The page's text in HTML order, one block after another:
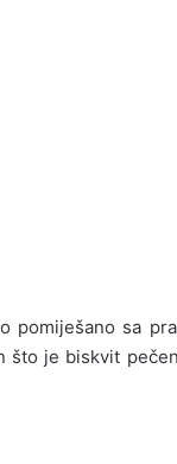
pomiješano sa
što je biskvit